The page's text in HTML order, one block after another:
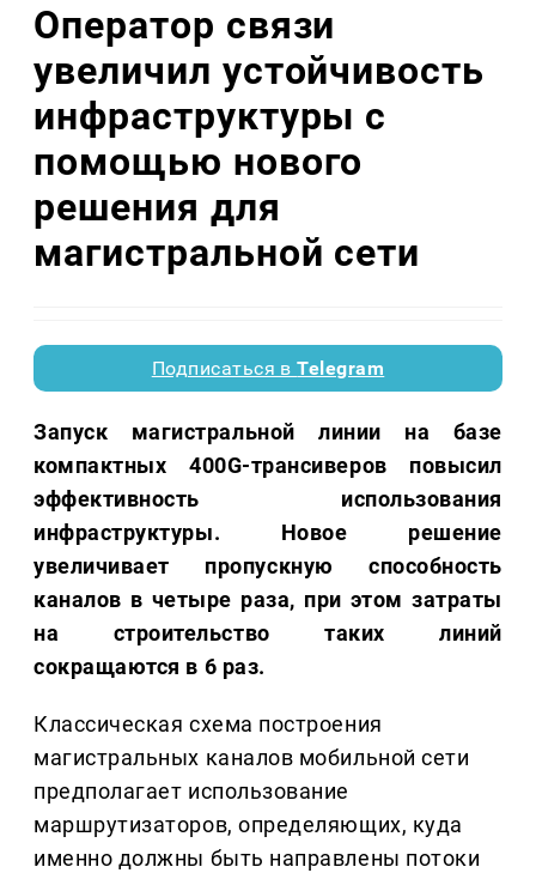
Оператор связи
увеличил устойчивость
инфраструктуры с
помощью нового
решения для
магистральной сети
Подписаться вTelegram
Запуск магистральной линии на базе
компактных 400G-трансиверов повысил
эффективность использования
инфраструктуры. Новое решение
увеличивает пропускную способность
каналов в четыре раза, при этом затраты
на строительство таких линий
сокращаются в 6 раз.
Классическая схема построения
магистральных каналов мобильной сети
предполагает использование
маршрутизаторов, определяющих, куда
именно должны быть направлены потоки